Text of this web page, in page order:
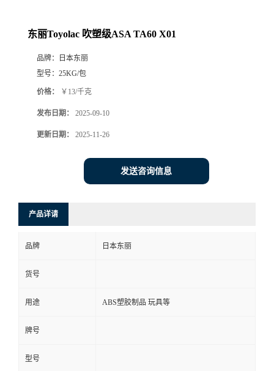
东丽Toyolac 吹塑级ASA TA60 X01
品牌：
日本东丽
型号： 25KG/包
价格： ￥13/千克
发布日期： 2025-09-10
更新日期： 2025-11-26
发送咨询信息
产品详请
品牌 日本东丽
货号
用途 ABS塑胶制品 玩具等
牌号
型号